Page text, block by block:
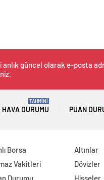
anlık güncel olarak e-posta
HAVA DURUMU
TAHMİNİ
PUAN
Borsa
Vakitleri
Durumu
Altınlar
Dövizler
Hisseler